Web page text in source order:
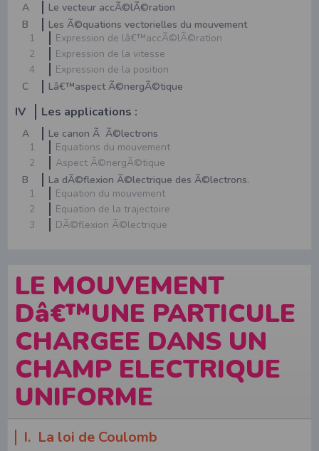
LE MOUVEMENT
Dâ€™UNE PARTICULE
CHARGEE DANS UN
CHAMP ELECTRIQUE
UNIFORME
I. La loi de Coulomb
A
Le vecteur accÃ©lÃ©ration
B
Les Ã©quations vectorielles du mouvement
1
Expression de lâ€™accÃ©lÃ©ration
2
Expression de la vitesse
4
Expression de la position
C
Lâ€™aspect Ã©nergÃ©tique
IV Les applications :
A
Le canon Ã Ã©lectrons
1
Equations du mouvement
2
Aspect Ã©nergÃ©tique
B
La dÃ©flexion Ã©lectrique des Ã©lectrons.
1
Equation du mouvement
2
Equation de la trajectoire
3
DÃ©flexion Ã©lectrique